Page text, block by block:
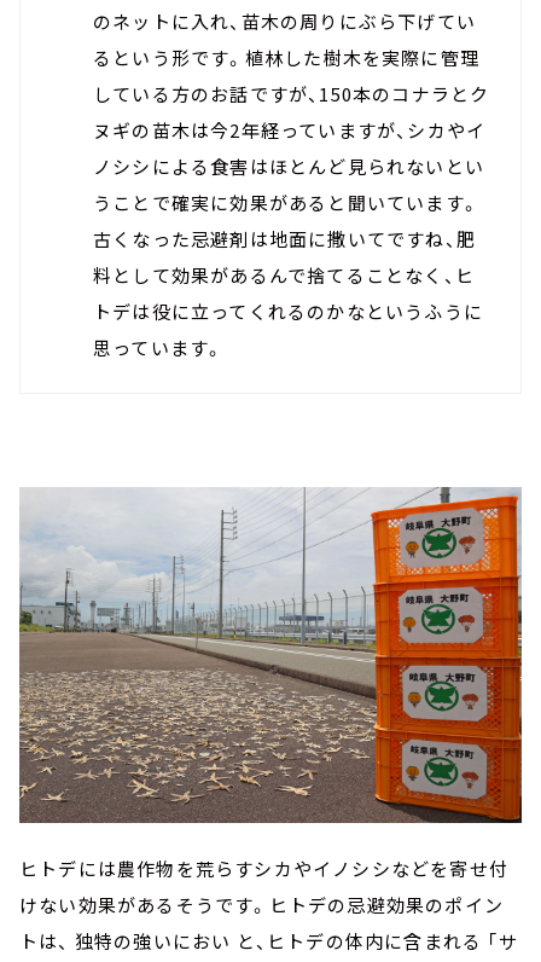
のネットに入れ、苗木の周りにぶら下げてい
るという形です。 植林した樹木を実際に管理
している方のお話ですが、150本のコナラとク
ヌギの苗木は今2年経っていますが、シカやイ
ノシシによる食害はほとんど見られないとい
うことで確実に効果があると聞いています。
古くなった忌避剤は地面に撒いてですね、肥
料として効果があるんで捨てることなく、ヒ
トデは役に立ってくれるのかなというふうに
思っています。
ヒトデには農作物を荒らすシカやイノシシなどを寄せ付
けない効果があるそうです。ヒトデの忌避効果のポイン
トは、 独特の強いにおい と、ヒトデの体内に含まれる 「サ